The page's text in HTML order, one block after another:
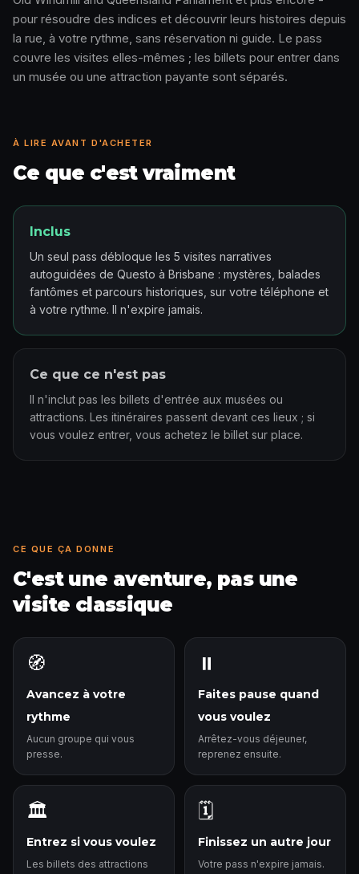
pour résoudre des indices et découvrir leurs histoires depuis
la rue, à votre rythme, sans réservation ni guide. Le pass
couvre les visites elles-mêmes ; les billets pour entrer dans
un musée ou une attraction payante sont séparés.
À LIRE AVANT D'ACHETER
Ce que c'est vraiment
Inclus
Un seul pass débloque les 5 visites narratives
autoguidées de Questo à Brisbane : mystères, balades
fantômes et parcours historiques, sur votre téléphone et
à votre rythme. Il n'expire jamais.
Ce que ce n'est pas
Il n'inclut pas les billets d'entrée aux musées ou
attractions. Les itinéraires passent devant ces lieux ; si
vous voulez entrer, vous achetez le billet sur place.
CE QUE ÇA DONNE
C'est une aventure, pas une
visite classique
🧭
Avancez à votre
rythme
Aucun groupe qui vous
presse.
⏸️
Faites pause quand
vous voulez
Arrêtez-vous déjeuner,
reprenez ensuite.
🏛️
Entrez si vous voulez
Les billets des attractions
🗓️
Finissez un autre jour
Votre pass n'expire jamais.